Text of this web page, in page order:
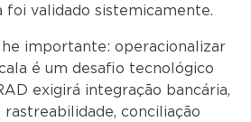
foi validado sistemicamente.
importante: operacionalizar
é um desafio tecnológico
exigirá integração bancária,
conciliação